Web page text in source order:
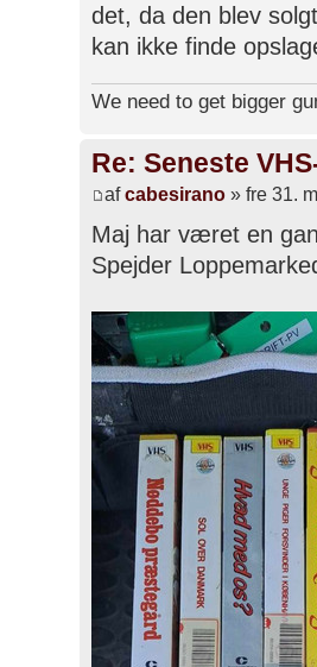
det, da den blev
kan ikke finde
We need to get bigger
Re: Seneste
afcabesirano » fre 31.
Maj har været en
Spejder